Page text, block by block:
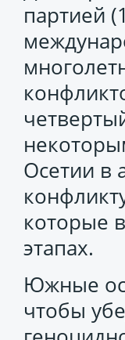
партией
Осетии в
которые
этапах.
Южные
чтобы